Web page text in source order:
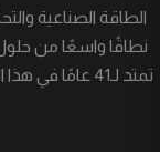
الطاقة الصناعية
نطاقًا واسعًا من حلول
تمتد لـ41